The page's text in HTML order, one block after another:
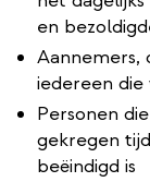
en
Aannemers,
iedereen
Personen
gekregen
beëindigd is